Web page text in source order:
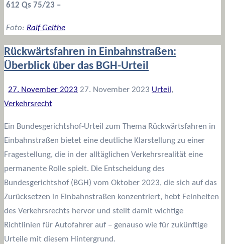
612 Qs 75/23 –
Foto: Ralf Geithe
Rückwärtsfahren in Einbahnstraßen:
Überblick über das BGH-Urteil
27. November 2023 27. November 2023 Urteil ,
Verkehrsrecht
Ein Bundesgerichtshof-Urteil zum Thema Rückwärtsfahren in
Einbahnstraßen bietet eine deutliche Klarstellung zu einer
Fragestellung, die in der alltäglichen Verkehrsrealität eine
permanente Rolle spielt. Die Entscheidung des
Bundesgerichtshof (BGH) vom Oktober 2023, die sich auf das
Zurücksetzen in Einbahnstraßen konzentriert, hebt Feinheiten
des Verkehrsrechts hervor und stellt damit wichtige
Richtlinien für Autofahrer auf – genauso wie für zukünftige
Urteile mit diesem Hintergrund.